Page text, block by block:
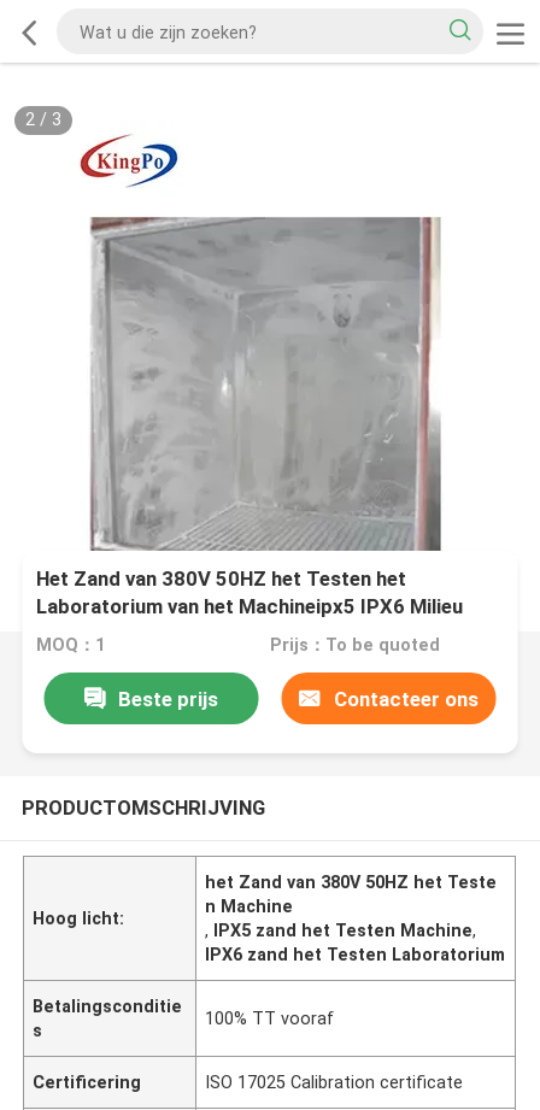
2/ 3
Het Zand van 380V 50HZ het Testen het
Laboratorium van het Machineipx5 IPX6 Milieu
MOQ：1 Prijs：To be quoted
Beste prijs Contacteer ons
PRODUCTOMSCHRIJVING
Hoog licht:
het Zand van 380V 50HZ het Teste
n Machine
, IPX5 zand het Testen Machine,
IPX6 zand het Testen Laboratorium
Betalingsconditie
s
100% TT vooraf
Certificering ISO 17025 Calibration certificate